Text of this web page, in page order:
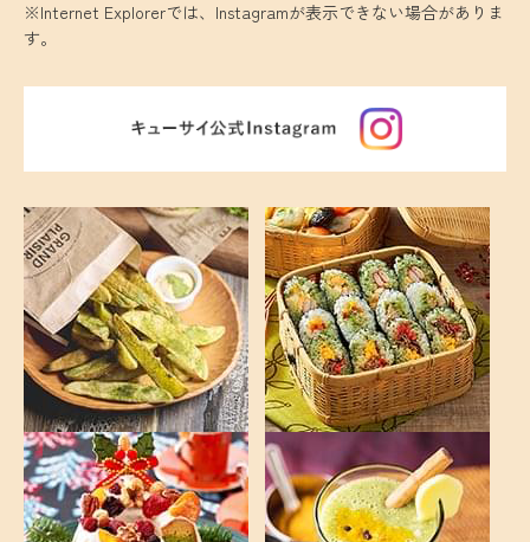
※Internet Explorerでは、Instagramが表示できない場合がありま
す。